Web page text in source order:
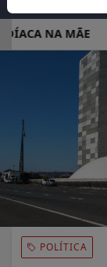
NA MÃE
EM ALTA
POLÍTICA